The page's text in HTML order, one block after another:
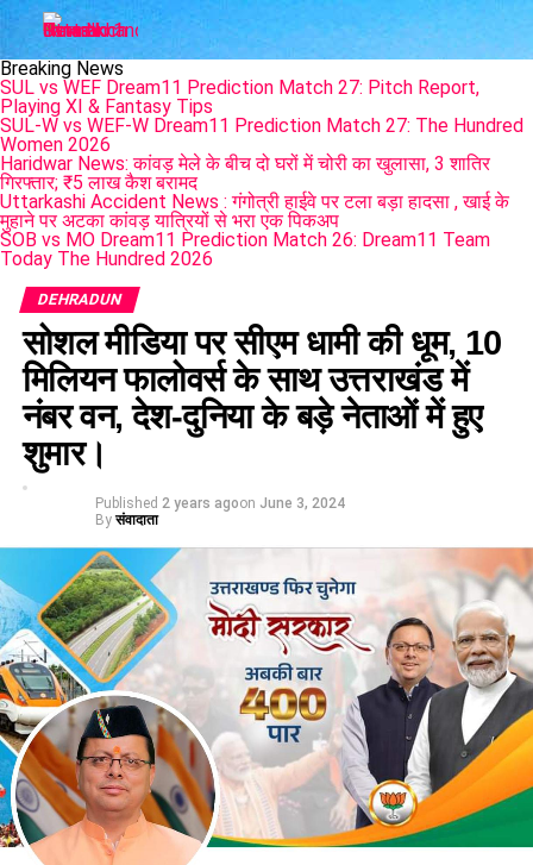
Breaking News
SUL vs WEF Dream11 Prediction Match 27: Pitch Report,
Playing XI & Fantasy Tips
SUL-W vs WEF-W Dream11 Prediction Match 27: The Hundred
Women 2026
Haridwar News: कांवड़ मेले के बीच दो घरों में चोरी का खुलासा, 3 शातिर
गिरफ्तार; ₹5 लाख कैश बरामद
Uttarkashi Accident News : गंगोत्री हाईवे पर टला बड़ा हादसा , खाई के
मुहाने पर अटका कांवड़ यात्रियों से भरा एक पिकअप
SOB vs MO Dream11 Prediction Match 26: Dream11 Team
Today The Hundred 2026
DEHRADUN
सोशल मीडिया पर सीएम धामी की धूम, 10
मिलियन फालोवर्स के साथ उत्तराखंड में
नंबर वन, देश-दुनिया के बड़े नेताओं में हुए
शुमार।
Published 2 years agoon June 3, 2024
By संवादाता